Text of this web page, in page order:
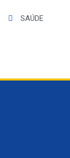
SAÚDE